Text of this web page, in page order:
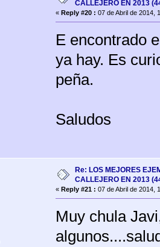
CALLEJERO EN 2013
« Reply #20 : 07 de Abril de 2014,
E encontrado
ya hay. Es
peña.
Saludos
Re: LOS MEJORES
CALLEJERO EN 2013
« Reply #21 : 07 de Abril de 2014,
Muy chula